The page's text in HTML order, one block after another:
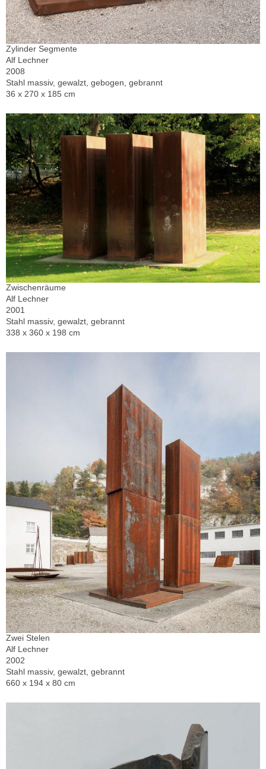
Zylinder Segmente
Alf Lechner
2008
Stahl massiv, gewalzt, gebogen, gebrannt
36 x 270 x 185 cm
Zwischenräume
Alf Lechner
2001
Stahl massiv, gewalzt, gebrannt
338 x 360 x 198 cm
Zwei Stelen
Alf Lechner
2002
Stahl massiv, gewalzt, gebrannt
660 x 194 x 80 cm